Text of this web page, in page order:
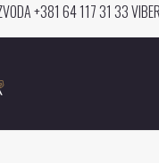
+381 64 117 31 33